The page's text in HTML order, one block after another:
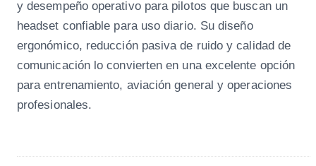
y desempeño operativo para pilotos que buscan un
headset confiable para uso diario. Su diseño
ergonómico, reducción pasiva de ruido y calidad de
comunicación lo convierten en una excelente opción
para entrenamiento, aviación general y operaciones
profesionales.